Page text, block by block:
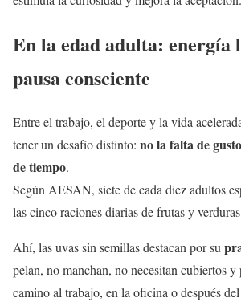
En la edad adulta: energía
pausa consciente
Entre el trabajo, el deporte y la vida
tener un desafío distinto: no la falta de
de tiempo.
Según AESAN, siete de cada diez adultos
las cinco raciones diarias de frutas y
Ahí, las uvas sin semillas destacan por su
pelan, no manchan, no necesitan cubiertos y
camino al trabajo, en la oficina o después